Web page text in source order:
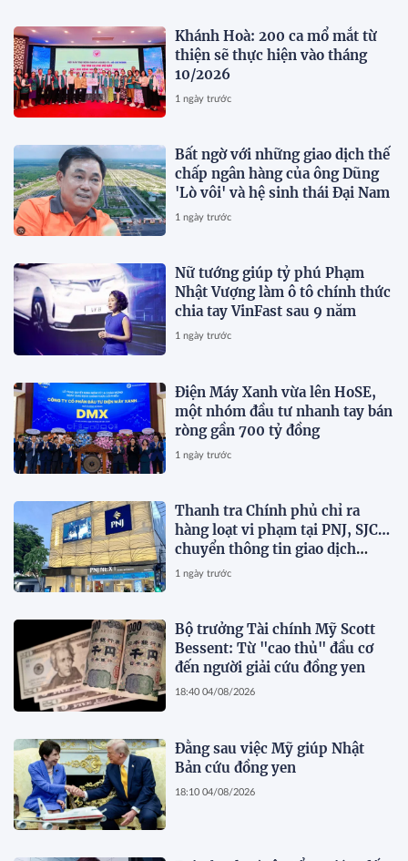
Khánh Hoà: 200 ca mổ mắt từ
thiện sẽ thực hiện vào tháng
10/2026
1 ngày trước
Bất ngờ với những giao dịch thế
chấp ngân hàng của ông Dũng
'Lò vôi' và hệ sinh thái Đại Nam
1 ngày trước
Nữ tướng giúp tỷ phú Phạm
Nhật Vượng làm ô tô chính thức
chia tay VinFast sau 9 năm
1 ngày trước
Điện Máy Xanh vừa lên HoSE,
một nhóm đầu tư nhanh tay bán
ròng gần 700 tỷ đồng
1 ngày trước
Thanh tra Chính phủ chỉ ra
hàng loạt vi phạm tại PNJ, SJC…
chuyển thông tin giao dịch
2.084 tỷ đồng sang Bộ Công an
1 ngày trước
Bộ trưởng Tài chính Mỹ Scott
Bessent: Từ "cao thủ" đầu cơ
đến người giải cứu đồng yen
18:40 04/08/2026
Đằng sau việc Mỹ giúp Nhật
Bản cứu đồng yen
18:10 04/08/2026